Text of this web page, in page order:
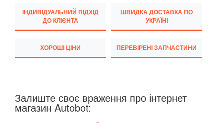
CITROEN
keyboard_arrow_down
HYUNDAI
ІНДИВІДУАЛЬНИЙ ПІДХІД
ДО КЛІЄНТА
ШВИДКА ДОСТАВКА ПО
УКРАЇНІ
ХОРОШІ ЦІНИ ПЕРЕВІРЕНІ ЗАПЧАСТИНИ
Залиште своє враження про інтернет
магазин Autobot: